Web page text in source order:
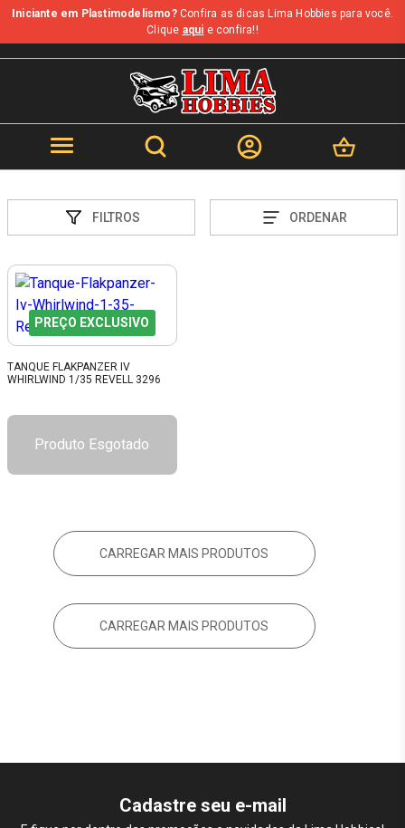
Iniciante em Plastimodelismo?Confira as dicas Lima Hobbies para você.
Clique aqui e confira!!
FILTROS ORDENAR
PREÇO EXCLUSIVO
TANQUE FLAKPANZER IV
WHIRLWIND 1/35 REVELL 3296
Produto Esgotado
CARREGAR MAIS PRODUTOS
CARREGAR MAIS PRODUTOS
Cadastre seu e-mail